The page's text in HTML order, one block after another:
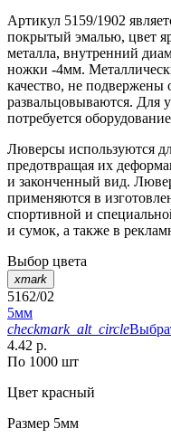
Артикул 5159/1902
покрытый эмалью, цвет
металла, внутренний
ножки -4мм.
качество, не
развальцовываются. Для
потребуется
Люверсы используются
предотвращая их
и законченный вид.
применяются в
спортивной и
и сумок, а также в
Выбор цвета
xmark
5162/02
5мм
checkmark_alt_circle
4.42 р.
По 1000 шт
Цвет красный
Размер 5мм